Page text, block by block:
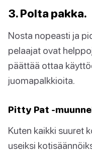
3. Polta pakka.
Nosta nopeasti ja
pelaajat ovat
päättää ottaa
juomapalkkioita.
Pitty Pat -
Kuten kaikki suuret
useiksi